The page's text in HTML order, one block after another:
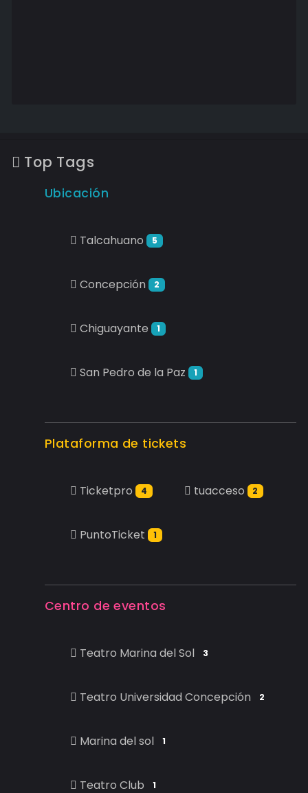
Top Tags
Ubicación
Talcahuano 5
Concepción 2
Chiguayante 1
San Pedro de la Paz 1
Plataforma de tickets
Ticketpro 4 tuacceso 2
PuntoTicket 1
Centro de eventos
Teatro Marina del Sol 3
Teatro Universidad Concepción 2
Marina del sol 1
Teatro Club 1